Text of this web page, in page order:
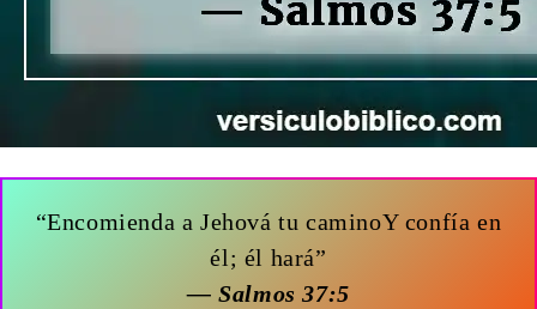
“Encomienda a Jehová tu caminoY confía en
él; él hará”
— Salmos 37:5